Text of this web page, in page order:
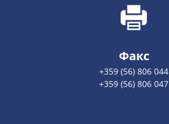
Факс
+359 (56) 806 044
+359 (56) 806 047